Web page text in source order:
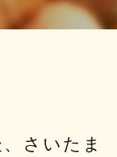
さいたま